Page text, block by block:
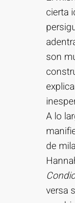
cierta
son
A lo
de
versa